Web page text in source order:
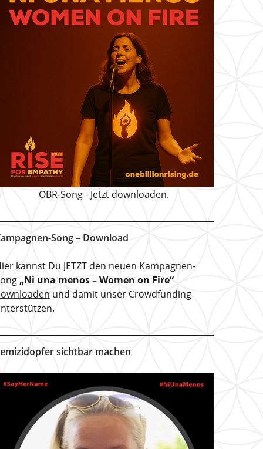
OBR-Song - Jetzt downloaden.
Song – Download
kannst Du JETZT den neuen Kampagnen-
„Ni una menos – Women on Fire“
und damit unser Crowdfunding
sichtbar machen